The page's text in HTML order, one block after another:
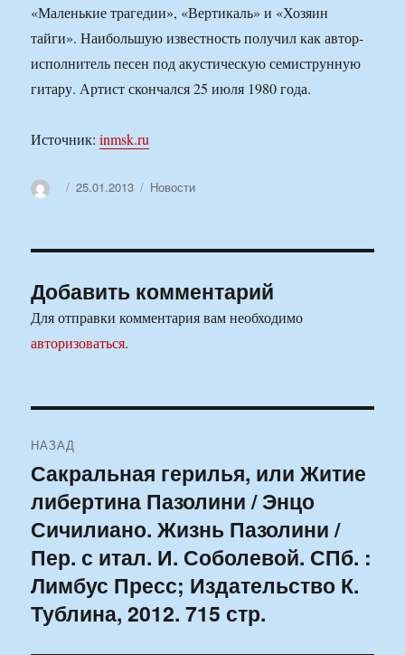
«Маленькие трагедии», «Вертикаль» и «Хозяин
тайги». Наибольшую известность получил как автор-
исполнитель песен под акустическую семиструнную
гитару. Артист скончался 25 июля 1980 года.
Источник:inmsk.ru
АвторОпубликовано
25.01.2013 Рубрики
Новости
Добавить комментарий
Для отправки комментария вам необходимо
авторизоваться.
по
записям
НАЗАД
Предыдущая
запись:
Сакральная герилья, или Житие
либертина Пазолини / Энцо
Сичилиано. Жизнь Пазолини /
Пер. с итал. И. Соболевой. СПб. :
Лимбус Пресс; Издательство К.
Тублина, 2012. 715 стр.